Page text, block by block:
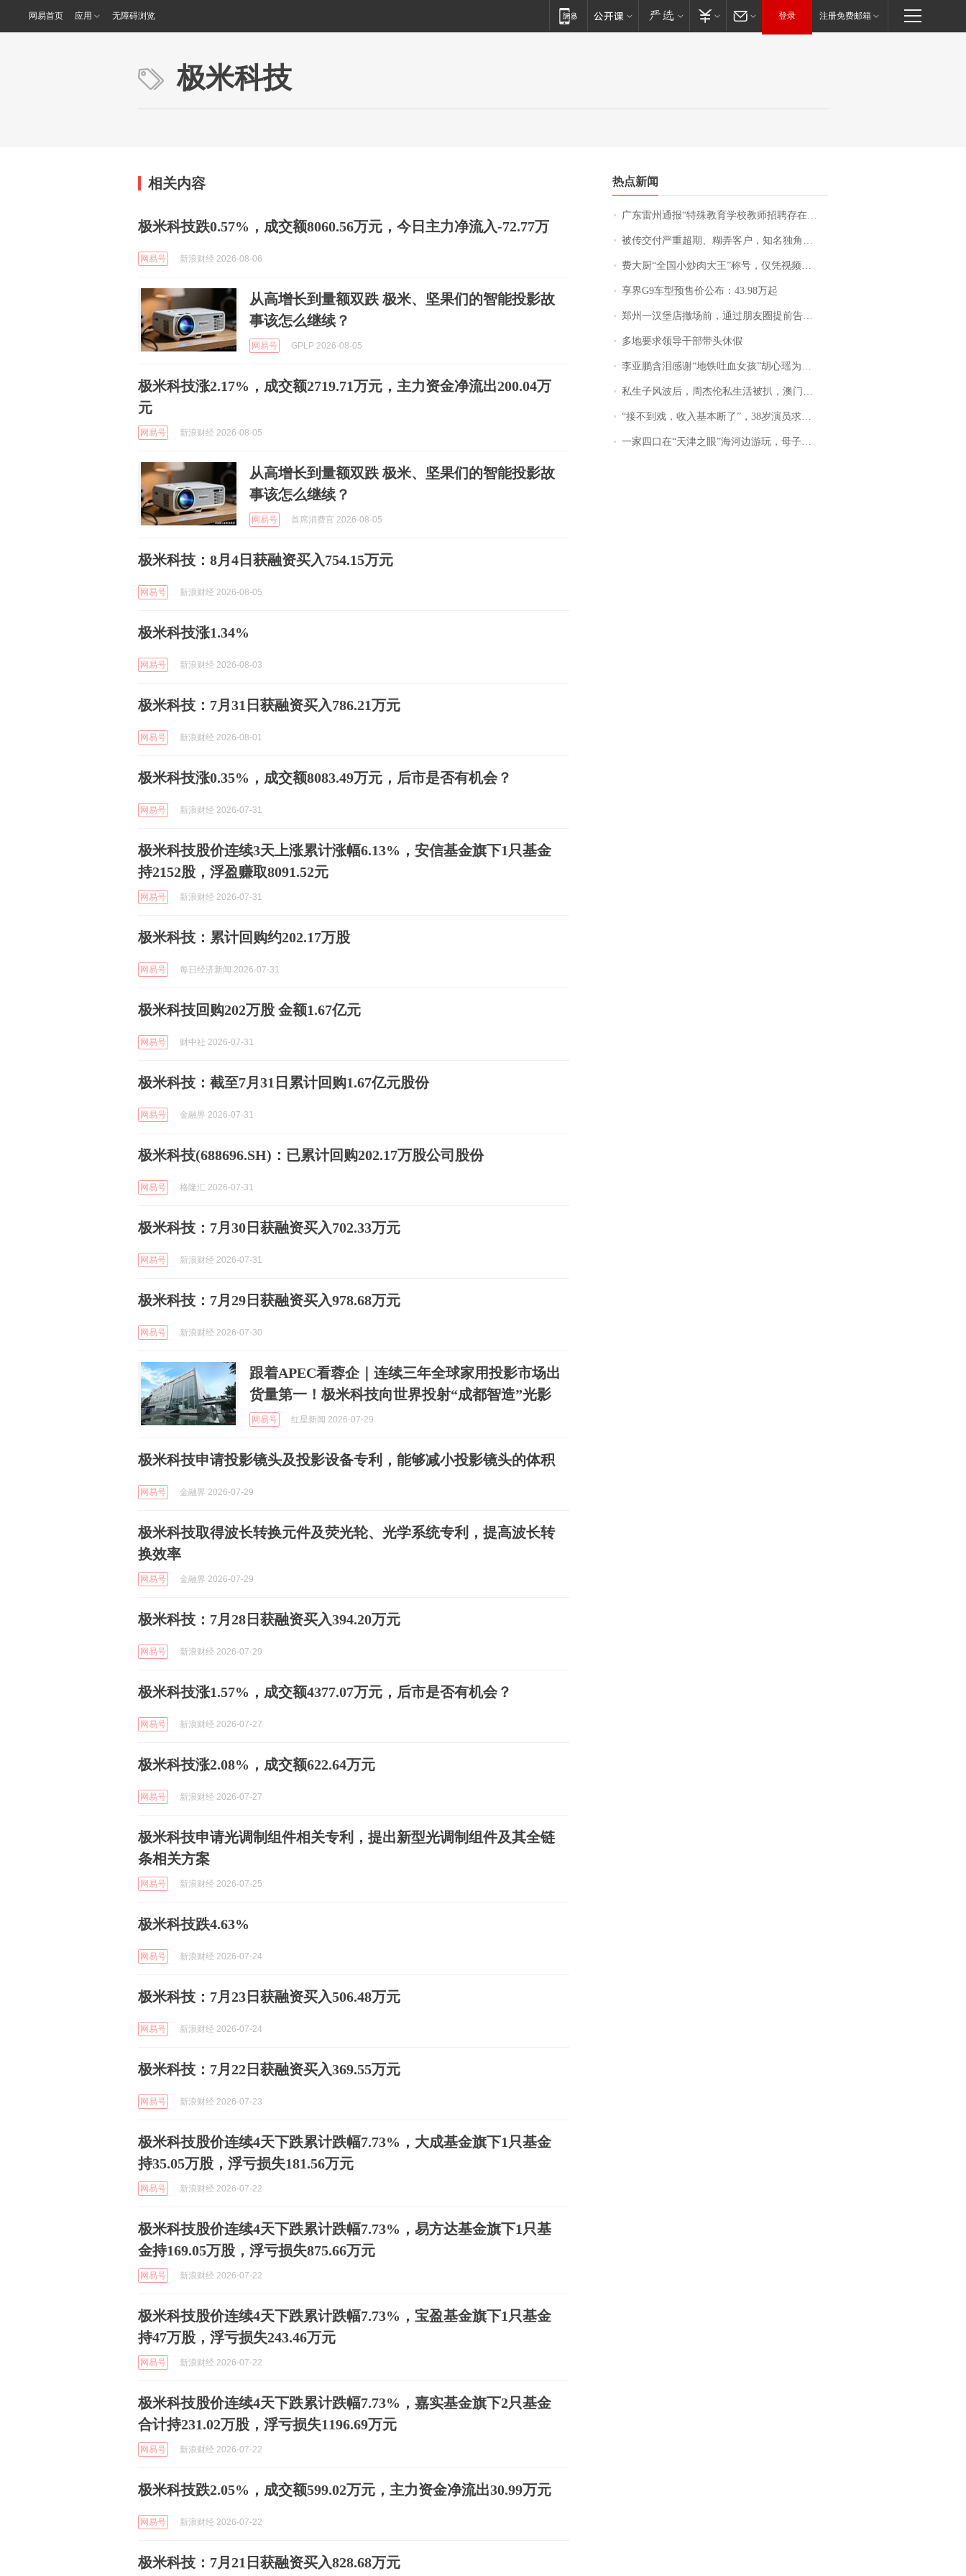
网易首页 应用 无障碍浏览 登录 注册免费邮箱
极米科技
相关内容
极米科技跌0.57%，成交额8060.56万元，今日主力净流入-72.77万
网易号 新浪财经 2026-08-06
从高增长到量额双跌 极米、坚果们的智能投影故
事该怎么继续？
网易号 GPLP 2026-08-05
极米科技涨2.17%，成交额2719.71万元，主力资金净流出200.04万
元
网易号 新浪财经 2026-08-05
从高增长到量额双跌 极米、坚果们的智能投影故
事该怎么继续？
网易号 首席消费官 2026-08-05
极米科技：8月4日获融资买入754.15万元
网易号 新浪财经 2026-08-05
极米科技涨1.34%
网易号 新浪财经 2026-08-03
极米科技：7月31日获融资买入786.21万元
网易号 新浪财经 2026-08-01
极米科技涨0.35%，成交额8083.49万元，后市是否有机会？
网易号 新浪财经 2026-07-31
极米科技股价连续3天上涨累计涨幅6.13%，安信基金旗下1只基金
持2152股，浮盈赚取8091.52元
网易号 新浪财经 2026-07-31
极米科技：累计回购约202.17万股
网易号 每日经济新闻 2026-07-31
极米科技回购202万股 金额1.67亿元
网易号 财中社 2026-07-31
极米科技：截至7月31日累计回购1.67亿元股份
网易号 金融界 2026-07-31
极米科技(688696.SH)：已累计回购202.17万股公司股份
网易号 格隆汇 2026-07-31
极米科技：7月30日获融资买入702.33万元
网易号 新浪财经 2026-07-31
极米科技：7月29日获融资买入978.68万元
网易号 新浪财经 2026-07-30
跟着APEC看蓉企｜连续三年全球家用投影市场出
货量第一！极米科技向世界投射“成都智造”光影
网易号 红星新闻 2026-07-29
极米科技申请投影镜头及投影设备专利，能够减小投影镜头的体积
网易号 金融界 2026-07-29
极米科技取得波长转换元件及荧光轮、光学系统专利，提高波长转
换效率
网易号 金融界 2026-07-29
极米科技：7月28日获融资买入394.20万元
网易号 新浪财经 2026-07-29
极米科技涨1.57%，成交额4377.07万元，后市是否有机会？
网易号 新浪财经 2026-07-27
极米科技涨2.08%，成交额622.64万元
网易号 新浪财经 2026-07-27
极米科技申请光调制组件相关专利，提出新型光调制组件及其全链
条相关方案
网易号 新浪财经 2026-07-25
极米科技跌4.63%
网易号 新浪财经 2026-07-24
极米科技：7月23日获融资买入506.48万元
网易号 新浪财经 2026-07-24
极米科技：7月22日获融资买入369.55万元
网易号 新浪财经 2026-07-23
极米科技股价连续4天下跌累计跌幅7.73%，大成基金旗下1只基金
持35.05万股，浮亏损失181.56万元
网易号 新浪财经 2026-07-22
极米科技股价连续4天下跌累计跌幅7.73%，易方达基金旗下1只基
金持169.05万股，浮亏损失875.66万元
网易号 新浪财经 2026-07-22
极米科技股价连续4天下跌累计跌幅7.73%，宝盈基金旗下1只基金
持47万股，浮亏损失243.46万元
网易号 新浪财经 2026-07-22
极米科技股价连续4天下跌累计跌幅7.73%，嘉实基金旗下2只基金
合计持231.02万股，浮亏损失1196.69万元
网易号 新浪财经 2026-07-22
极米科技跌2.05%，成交额599.02万元，主力资金净流出30.99万元
网易号 新浪财经 2026-07-22
极米科技：7月21日获融资买入828.68万元
热点新闻
广东雷州通报“特殊教育学校教师招聘存在违规行为”：已启动问责程序 副校长被停职
被传交付严重超期、糊弄客户，知名独角兽车企创始人回应：都没证据，将依法采取措施，“本人长期与美国交管局保持沟通，对方表示肯定”
费大厨“全国小炒肉大王”称号，仅凭视频评出？中国烹饪协会回应
享界G9车型预售价公布：43.98万起
郑州一汉堡店撤场前，通过朋友圈提前告知逐一退费，有顾客仅剩1元也全被退回，分文不少；顾客：言而有信，让人感动
多地要求领导干部带头休假
李亚鹏含泪感谢“地铁吐血女孩”胡心瑶为嫣然天使捐99999元：这份捐赠太沉重，尊重其捐赠意愿，个人向胡心瑶和她的病友之家各捐赠99999元
私生子风波后，周杰伦私生活被扒，澳门输10亿传闻早已经水落石出
“接不到戏，收入基本断了”，38岁演员求职景区NPC：工作量断崖式下跌，留给我试错的时间不多了
一家四口在“天津之眼”海河边游玩，母子俩不幸溺亡